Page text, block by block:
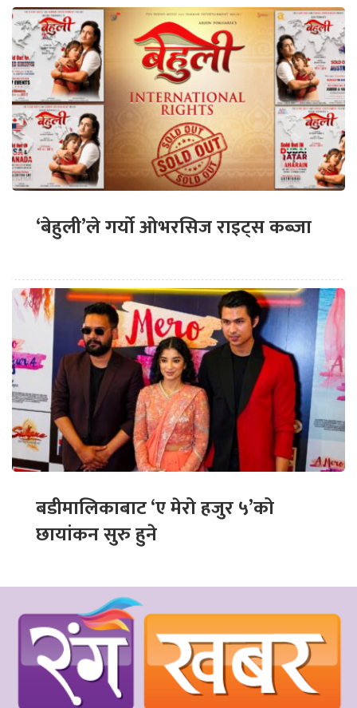
‘बेहुली’ले गर्यो ओभरसिज राइट्स कब्जा
बडीमालिकाबाट ‘ए मेरो हजुर ५’को
छायांकन सुरु हुने